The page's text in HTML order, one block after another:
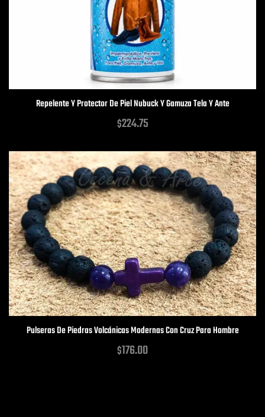
Repelente Y Protector De Piel Nubuck Y Gamuza Tela Y Ante
$224.75
Pulseras De Piedras Volcánicas Modernas Con Cruz Para Hombre
$176.00